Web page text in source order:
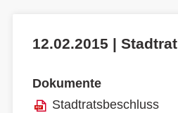
12.02.2015 | Stadtrat
Dokumente
Stadtratsbeschluss